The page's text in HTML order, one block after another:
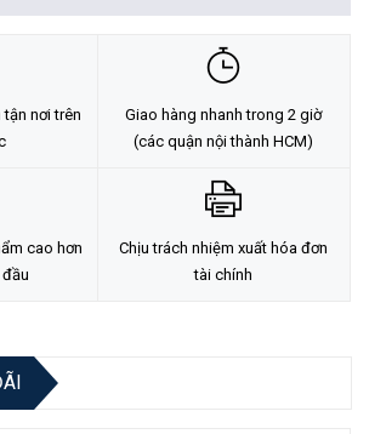
nơi trên
Giao hàng nhanh trong 2 giờ
(các quận nội thành HCM)
cao hơn
Chịu trách nhiệm xuất hóa đơn
tài chính